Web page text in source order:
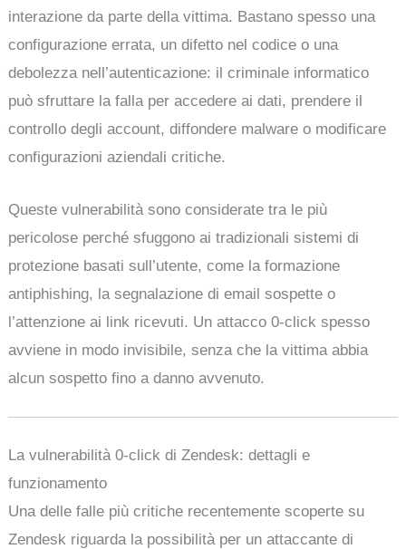
interazione da parte della vittima. Bastano spesso una
configurazione errata, un difetto nel codice o una
debolezza nell’autenticazione: il criminale informatico
può sfruttare la falla per accedere ai dati, prendere il
controllo degli account, diffondere malware o modificare
configurazioni aziendali critiche.
Queste vulnerabilità sono considerate tra le più
pericolose perché sfuggono ai tradizionali sistemi di
protezione basati sull’utente, come la formazione
antiphishing, la segnalazione di email sospette o
l’attenzione ai link ricevuti. Un attacco 0-click spesso
avviene in modo invisibile, senza che la vittima abbia
alcun sospetto fino a danno avvenuto.
La vulnerabilità 0-click di Zendesk: dettagli e
funzionamento
Una delle falle più critiche recentemente scoperte su
Zendesk riguarda la possibilità per un attaccante di